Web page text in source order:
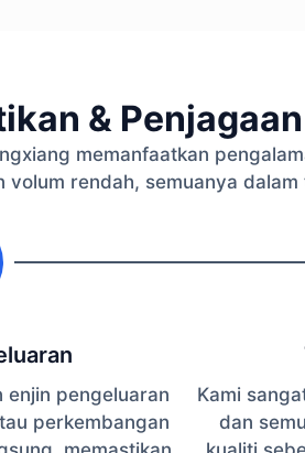
&
memanfaatkan
rendah, semuanya
enjin pengeluaran
perkembangan
Kami
dan